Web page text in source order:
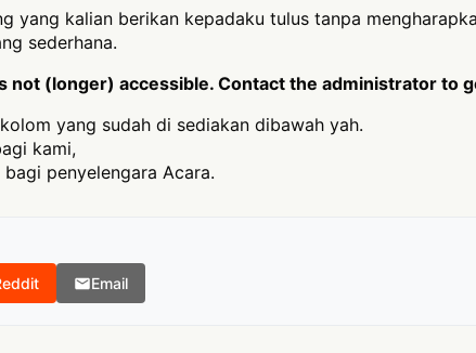
yang kalian berikan kepadaku tulus tanpa
sederhana.
(longer) accessible. Contact the administrator to
yang sudah di sediakan dibawah yah.
kami,
penyelengara Acara.
Email